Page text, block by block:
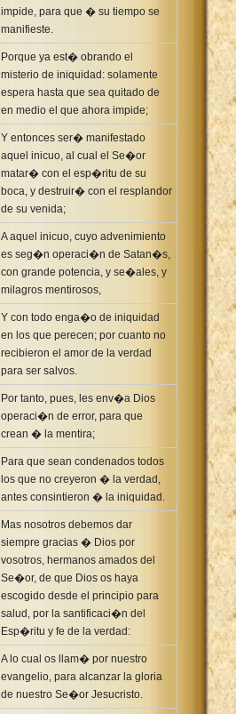
impide, para que � su tiempo se
manifieste.
Porque ya est� obrando el
misterio de iniquidad: solamente
espera hasta que sea quitado de
en medio el que ahora impide;
Y entonces ser� manifestado
aquel inicuo, al cual el Se�or
matar� con el esp�ritu de su
boca, y destruir� con el resplandor
de su venida;
A aquel inicuo, cuyo advenimiento
es seg�n operaci�n de Satan�s,
con grande potencia, y se�ales, y
milagros mentirosos,
Y con todo enga�o de iniquidad
en los que perecen; por cuanto no
recibieron el amor de la verdad
para ser salvos.
Por tanto, pues, les env�a Dios
operaci�n de error, para que
crean � la mentira;
Para que sean condenados todos
los que no creyeron � la verdad,
antes consintieron � la iniquidad.
Mas nosotros debemos dar
siempre gracias � Dios por
vosotros, hermanos amados del
Se�or, de que Dios os haya
escogido desde el principio para
salud, por la santificaci�n del
Esp�ritu y fe de la verdad:
A lo cual os llam� por nuestro
evangelio, para alcanzar la gloria
de nuestro Se�or Jesucristo.